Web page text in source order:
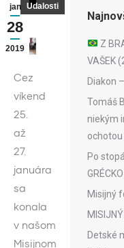
jan
28
2019
Udalosti
Cez
víkend
25.
až
27.
januára
sa
konala
v našom
Misijnom
Z
VAŠEK
Diakon
Tomáš
niekým
Po
Misijný
MISIJNÝ
Detské